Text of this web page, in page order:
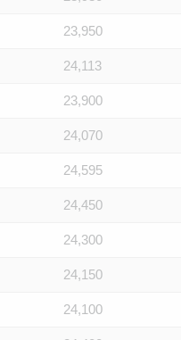
23,950
24,113
23,900
24,070
24,595
24,450
24,300
24,150
24,100